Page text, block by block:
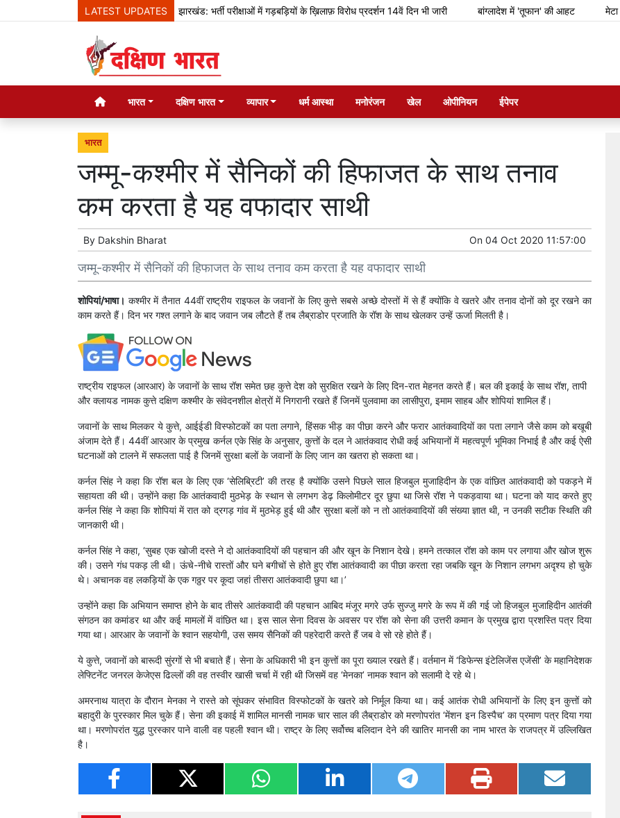
LATEST UPDATESझारखंड: भर्ती परीक्षाओं में गड़बड़ियों के ख़िलाफ़ विरोध प्रदर्शन 14वें दिन भी जारी बांग्लादेश में 'तूफान' की आहट मेटा टीम
भारत दक्षिण भारत व्यापार धर्म आस्था मनोरंजन खेल ओपीनियन ईपेपर
भारत
जम्मू-कश्मीर में सैनिकों की हिफाजत के साथ तनाव
कम करता है यह वफादार साथी
By Dakshin Bharat On 04 Oct 2020 11:57:00
जम्मू-कश्मीर में सैनिकों की हिफाजत के साथ तनाव कम करता है यह वफादार साथी
शोपियां/भाषा। कश्मीर में तैनात 44वीं राष्ट्रीय राइफल के जवानों के लिए कुत्ते सबसे अच्छे दोस्तों में से हैं क्योंकि वे खतरे और तनाव दोनों को दूर रखने का
काम करते हैं। दिन भर गश्त लगाने के बाद जवान जब लौटते हैं तब लैब्राडोर प्रजाति के रॉश के साथ खेलकर उन्हें ऊर्जा मिलती है।
राष्ट्रीय राइफल (आरआर) के जवानों के साथ रॉश समेत छह कुत्ते देश को सुरक्षित रखने के लिए दिन-रात मेहनत करते हैं। बल की इकाई के साथ रॉश, तापी
और क्लायड नामक कुत्ते दक्षिण कश्मीर के संवेदनशील क्षेत्रों में निगरानी रखते हैं जिनमें पुलवामा का लासीपुरा, इमाम साहब और शोपियां शामिल हैं।
जवानों के साथ मिलकर ये कुत्ते, आईईडी विस्फोटकों का पता लगाने, हिंसक भीड़ का पीछा करने और फरार आतंकवादियों का पता लगाने जैसे काम को बखूबी
अंजाम देते हैं। 44वीं आरआर के प्रमुख कर्नल एके सिंह के अनुसार, कुत्तों के दल ने आतंकवाद रोधी कई अभियानों में महत्वपूर्ण भूमिका निभाई है और कई ऐसी
घटनाओं को टालने में सफलता पाई है जिनमें सुरक्षा बलों के जवानों के लिए जान का खतरा हो सकता था।
कर्नल सिंह ने कहा कि रॉश बल के लिए एक ‘सेलिब्रिटी’ की तरह है क्योंकि उसने पिछले साल हिजबुल मुजाहिदीन के एक वांछित आतंकवादी को पकड़ने में
सहायता की थी। उन्होंने कहा कि आतंकवादी मुठभेड़ के स्थान से लगभग डेढ़ किलोमीटर दूर छुपा था जिसे रॉश ने पकड़वाया था। घटना को याद करते हुए
कर्नल सिंह ने कहा कि शोपियां में रात को द्रगड़ गांव में मुठभेड़ हुई थी और सुरक्षा बलों को न तो आतंकवादियों की संख्या ज्ञात थी, न उनकी सटीक स्थिति की
जानकारी थी।
कर्नल सिंह ने कहा, ‘सुबह एक खोजी दस्ते ने दो आतंकवादियों की पहचान की और खून के निशान देखे। हमने तत्काल रॉश को काम पर लगाया और खोज शुरू
की। उसने गंध पकड़ ली थी। ऊंचे-नीचे रास्तों और घने बगीचों से होते हुए रॉश आतंकवादी का पीछा करता रहा जबकि खून के निशान लगभग अदृश्य हो चुके
थे। अचानक वह लकड़ियों के एक गठ्ठर पर कूदा जहां तीसरा आतंकवादी छुपा था।’
उन्होंने कहा कि अभियान समाप्त होने के बाद तीसरे आतंकवादी की पहचान आबिद मंजूर मगरे उर्फ सुज्जु मगरे के रूप में की गई जो हिजबुल मुजाहिदीन आतंकी
संगठन का कमांडर था और कई मामलों में वांछित था। इस साल सेना दिवस के अवसर पर रॉश को सेना की उत्तरी कमान के प्रमुख द्वारा प्रशस्ति पत्र दिया
गया था। आरआर के जवानों के श्वान सहयोगी, उस समय सैनिकों की पहरेदारी करते हैं जब वे सो रहे होते हैं।
ये कुत्ते, जवानों को बारूदी सुंरगों से भी बचाते हैं। सेना के अधिकारी भी इन कुत्तों का पूरा ख्याल रखते हैं। वर्तमान में ‘डिफेन्स इंटेलिजेंस एजेंसी’ के महानिदेशक
लेफ्टिनेंट जनरल केजेएस ढिल्लों की वह तस्वीर खासी चर्चा में रही थी जिसमें वह ‘मेनका’ नामक श्वान को सलामी दे रहे थे।
अमरनाथ यात्रा के दौरान मेनका ने रास्ते को सूंघकर संभावित विस्फोटकों के खतरे को निर्मूल किया था। कई आतंक रोधी अभियानों के लिए इन कुत्तों को
बहादुरी के पुरस्कार मिल चुके हैं। सेना की इकाई में शामिल मानसी नामक चार साल की लैब्राडोर को मरणोपरांत ‘मेंशन इन डिस्पैच’ का प्रमाण पत्र दिया गया
था। मरणोपरांत युद्ध पुरस्कार पाने वाली वह पहली श्वान थी। राष्ट्र के लिए सर्वोच्च बलिदान देने की खातिर मानसी का नाम भारत के राजपत्र में उल्लिखित
है।